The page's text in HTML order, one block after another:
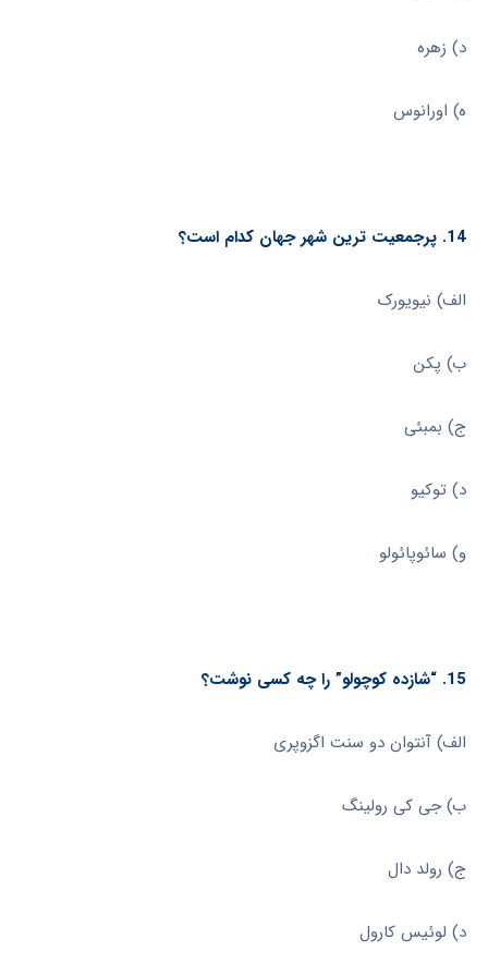
د) زهره
ه) اورانوس
14. پرجمعیت ترین شهر جهان کدام است؟
الف) نیویورک
ب) پکن
ج) بمبئی
د) توکیو
و) سائوپائولو
15. “شازده کوچولو” را چه کسی نوشت؟
الف) آنتوان دو سنت اگزوپری
ب) جی کی رولینگ
ج) رولد دال
د) لوئیس کارول